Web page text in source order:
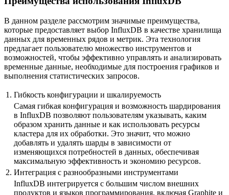
В данном разделе рассмотрим значимые преимущества,
которые предоставляет выбор InfluxDB в качестве хранилища
данных для временных рядов и метрик. Эта технология
предлагает пользователю множество инструментов и
возможностей, чтобы эффективно управлять и анализировать
временные данные, необходимые для построения графиков и
выполнения статистических запросов.
1. Гибкость конфигурации и шкалируемость
Самая гибкая конфигурация и возможность шардирования
в InfluxDB позволяют пользователям указывать, каким
образом хранить данные и как использовать ресурсы
кластера для их обработки. Это значит, что можно
добавлять и удалять шарды в зависимости от
изменяющихся потребностей в данных, обеспечивая
максимальную эффективность и экономию ресурсов.
2. Интеграция с разнообразными инструментами
InfluxDB интегрируется с большим числом внешних
продуктов и языков программирования, включая Graphite и